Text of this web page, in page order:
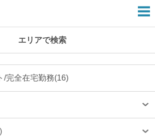
エリアで検索
/完全在宅勤務(16)